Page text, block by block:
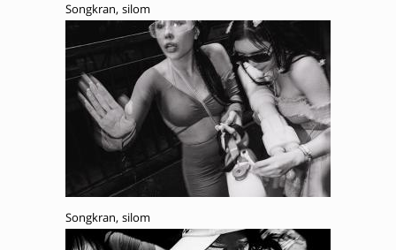
Songkran, silom
Songkran, silom